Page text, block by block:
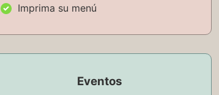
Imprima su menú
Eventos